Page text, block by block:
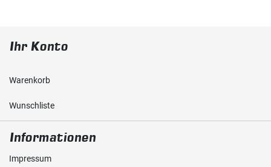
Ihr Konto
Warenkorb
Wunschliste
Informationen
Impressum